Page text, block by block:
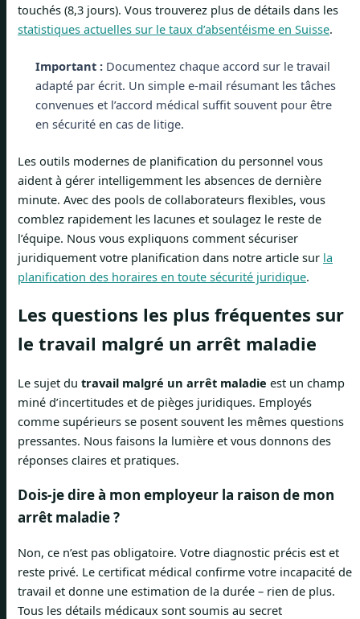
touchés (8,3 jours). Vous trouverez plus de détails dans les
statistiques actuelles sur le taux d’absentéisme en Suisse.
Important :Documentez chaque accord sur le travail
adapté par écrit. Un simple e-mail résumant les tâches
convenues et l’accord médical suffit souvent pour être
en sécurité en cas de litige.
Les outils modernes de planification du personnel vous
aident à gérer intelligemment les absences de dernière
minute. Avec des pools de collaborateurs flexibles, vous
comblez rapidement les lacunes et soulagez le reste de
l’équipe. Nous vous expliquons comment sécuriser
juridiquement votre planification dans notre article sur la
planification des horaires en toute sécurité juridique.
Les questions les plus fréquentes sur
le travail malgré un arrêt maladie
Le sujet du travail malgré un arrêt maladie est un champ
miné d’incertitudes et de pièges juridiques. Employés
comme supérieurs se posent souvent les mêmes questions
pressantes. Nous faisons la lumière et vous donnons des
réponses claires et pratiques.
Dois-je dire à mon employeur la raison de mon
arrêt maladie ?
Non, ce n’est pas obligatoire. Votre diagnostic précis est et
reste privé. Le certificat médical confirme votre incapacité de
travail et donne une estimation de la durée – rien de plus.
Tous les détails médicaux sont soumis au secret